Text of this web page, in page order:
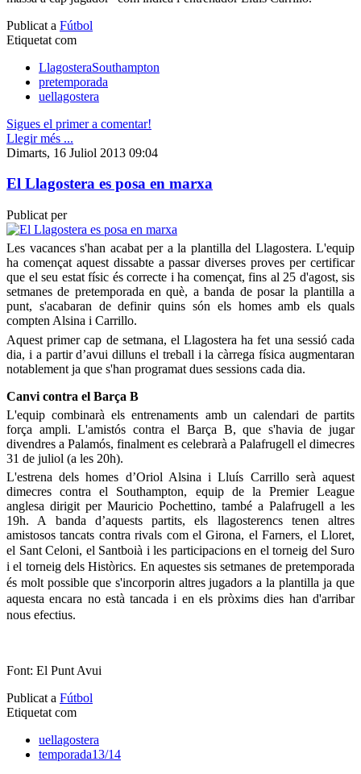
Publicat a Fútbol
Etiquetat com
LlagosteraSouthampton
pretemporada
uellagostera
Sigues el primer a comentar!
Llegir més ...
Dimarts, 16 Juliol 2013 09:04
El Llagostera es posa en marxa
Publicat per
Les vacances s'han acabat per a la plantilla del Llagostera. L'equip
ha començat aquest dissabte a passar diverses proves per certificar
que el seu estat físic és correcte i ha començat, fins al 25 d'agost, sis
setmanes de pretemporada en què, a banda de posar la plantilla a
punt, s'acabaran de definir quins són els homes amb els quals
compten Alsina i Carrillo.
Aquest primer cap de setmana, el Llagostera ha fet una sessió cada
dia, i a partir d’avui dilluns el treball i la càrrega física augmentaran
notablement ja que s'han programat dues sessions cada dia.
Canvi contra el Barça B
L'equip combinarà els entrenaments amb un calendari de partits
força ampli. L'amistós contra el Barça B, que s'havia de jugar
divendres a Palamós, finalment es celebrarà a Palafrugell el dimecres
31 de juliol (a les 20h).
L'estrena dels homes d’Oriol Alsina i Lluís Carrillo serà aquest
dimecres contra el Southampton, equip de la Premier League
anglesa dirigit per Mauricio Pochettino, també a Palafrugell a les
19h. A banda d’aquests partits, els llagosterencs tenen altres
amistosos tancats contra rivals com el Girona, el Farners, el Lloret,
el Sant Celoni, el Santboià i les participacions en el torneig del Suro
i el torneig dels Històrics. En aquestes sis setmanes de pretemporada
és molt possible que s'incorporin altres jugadors a la plantilla ja que
aquesta encara no està tancada i en els pròxims dies han d'arribar
nous efectius.
Font: El Punt Avui
Publicat a Fútbol
Etiquetat com
uellagostera
temporada13/14